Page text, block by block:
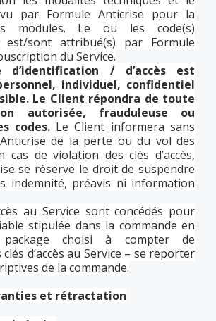
par Formule Anticrise pour la
modules. Le ou les code(s)
est/sont attribué(s) par Formule
du Service.
d’identification / d’accès est
individuel, confidentiel
Le Client répondra de toute
autorisée, frauduleuse ou
codes.Le Client informera sans
de la perte ou du vol des
cas de violation des clés d’accès,
se réserve le droit de suspendre
indemnité, préavis ni information
au Service sont concédés pour
stipulée dans la commande en
choisi à compter de
d’accès au Service – se reporter
de la commande.
et rétractation